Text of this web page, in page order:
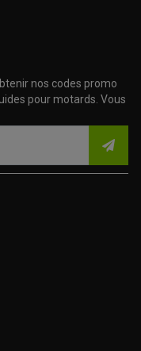
nos codes promo
pour motards. Vous